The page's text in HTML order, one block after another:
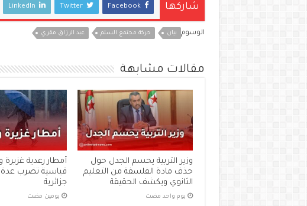
شاركها Facebook
Twitter
LinkedIn
الوسوم بيان حركة مجتمع السلم عبد الرزاق مقري
مقالات مشابهة
وزير التربية يحسم الجدل حول
حذف مادة الفلسفة من التعليم
الثانوي ويكشف الحقيقة
‏يوم واحد مضت
أمطار رعدية
قياسية تضرب عدة
جزائرية
‏يومين مضت